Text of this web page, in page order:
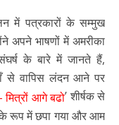
में पत्रकारों के सम्मुख
अपने भाषणों में अमरीका
के बारे में जानते हैं,
से वापिस लंदन आने पर
मित्रों आगे बढो’ शीर्षक से
के रूप में छपा गया और आम